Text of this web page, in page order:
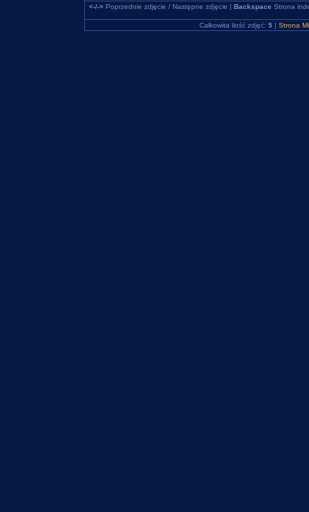
<-/->Poprzednie zdjęcie / Następne zdjęcie | Backspace Strona
Całkowita ilość zdjęć: 5 | Strona